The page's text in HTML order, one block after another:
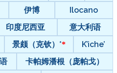
伊博
Ilocano
印度尼西亚
意大利语
景颇（克钦）*
K’iche’
卡帕姆潘根（庞帕戈）